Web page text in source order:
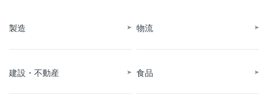
製造 物流
建設・不動産 食品